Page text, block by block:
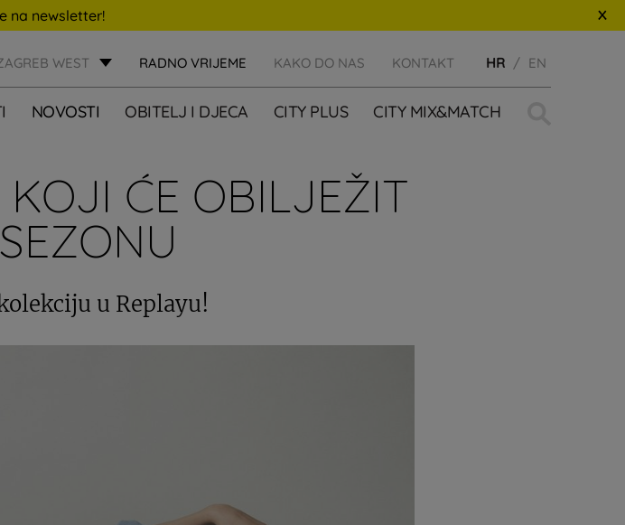
na newsletter!
WEST RADNO VRIJEME KAKO DO NAS KONTAKT HR EN
NOVOSTI OBITELJ I DJECA CITY PLUS CITY MIX&MATCH
ĆE OBILJEŽIT
u Replayu!